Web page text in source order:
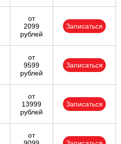
от
2099
рублей
Записаться
от
9599
рублей
Записаться
от
13999
рублей
Записаться
от